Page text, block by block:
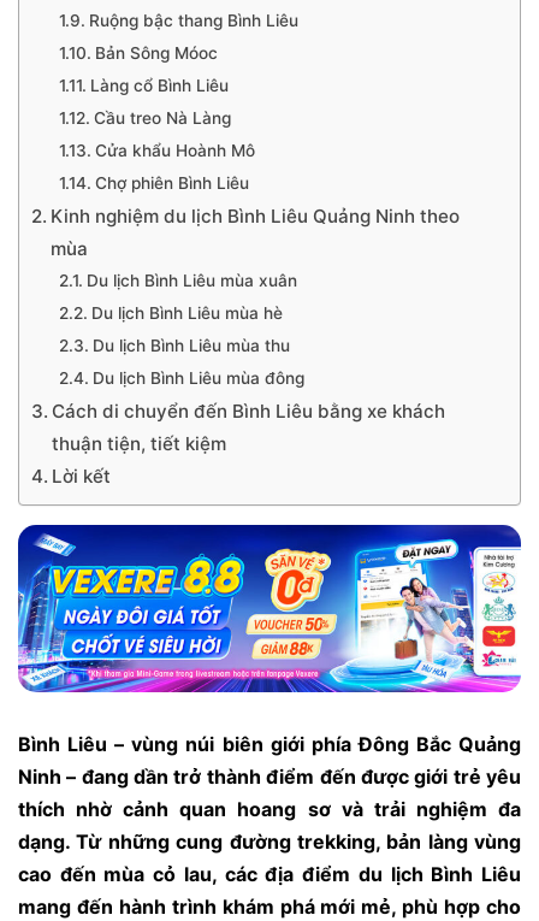
Ruộng bậc thang Bình Liêu
Bản Sông Móoc
Làng cổ Bình Liêu
Cầu treo Nà Làng
Cửa khẩu Hoành Mô
Chợ phiên Bình Liêu
Kinh nghiệm du lịch Bình Liêu Quảng Ninh theo
mùa
Du lịch Bình Liêu mùa xuân
Du lịch Bình Liêu mùa hè
Du lịch Bình Liêu mùa thu
Du lịch Bình Liêu mùa đông
Cách di chuyển đến Bình Liêu bằng xe khách
thuận tiện, tiết kiệm
Lời kết
Bình Liêu – vùng núi biên giới phía Đông Bắc Quảng
Ninh – đang dần trở thành điểm đến được giới trẻ yêu
thích nhờ cảnh quan hoang sơ và trải nghiệm đa
dạng. Từ những cung đường trekking, bản làng vùng
cao đến mùa cỏ lau, các địa điểm du lịch Bình Liêu
mang đến hành trình khám phá mới mẻ, phù hợp cho